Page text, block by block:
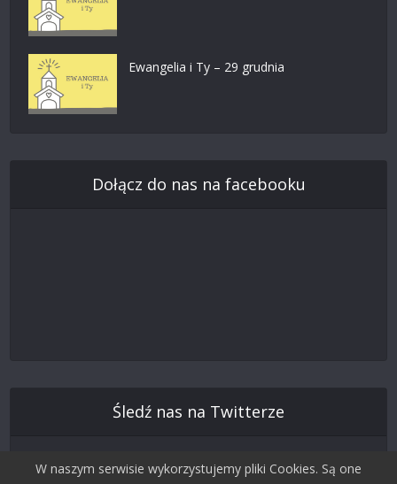
Ewangelia i Ty – 29 grudnia
Dołącz do nas na facebooku
Śledź nas na Twitterze
W naszym serwisie wykorzystujemy pliki Cookies. Są one